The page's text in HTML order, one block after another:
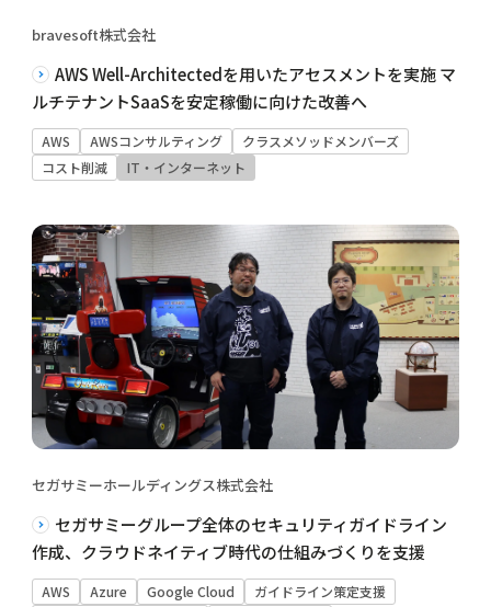
bravesoft株式会社
AWS Well-Architectedを用いたアセスメントを実施 マ
ルチテナントSaaSを安定稼働に向けた改善へ
AWS AWSコンサルティング
クラスメソッドメンバーズ
コスト削減
IT・インターネット
セガサミーホールディングス株式会社
セガサミーグループ全体のセキュリティガイドライン
作成、クラウドネイティブ時代の仕組みづくりを支援
AWS Azure Google Cloud
ガイドライン策定支援